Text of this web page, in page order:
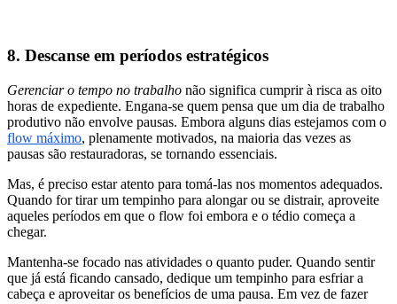
8. Descanse em períodos estratégicos
Gerenciar o tempo no trabalho não significa cumprir à risca as oito
horas de expediente. Engana-se quem pensa que um dia de trabalho
produtivo não envolve pausas. Embora alguns dias estejamos com o
flow máximo, plenamente motivados, na maioria das vezes as
pausas são restauradoras, se tornando essenciais.
Mas, é preciso estar atento para tomá-las nos momentos adequados.
Quando for tirar um tempinho para alongar ou se distrair, aproveite
aqueles períodos em que o flow foi embora e o tédio começa a
chegar.
Mantenha-se focado nas atividades o quanto puder. Quando sentir
que já está ficando cansado, dedique um tempinho para esfriar a
cabeça e aproveitar os benefícios de uma pausa. Em vez de fazer